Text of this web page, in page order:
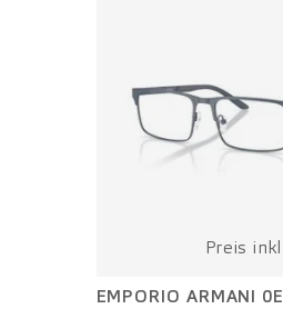
Preis
EMPORIO ARMANI